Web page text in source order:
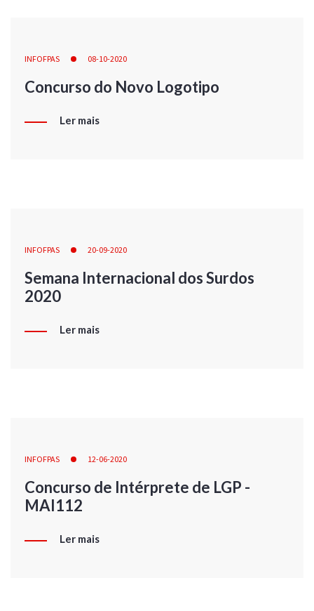
INFOFPAS 08-10-2020
Concurso do Novo Logotipo
Ler mais
INFOFPAS 20-09-2020
Semana Internacional dos Surdos
2020
Ler mais
INFOFPAS 12-06-2020
Concurso de Intérprete de LGP -
MAI112
Ler mais